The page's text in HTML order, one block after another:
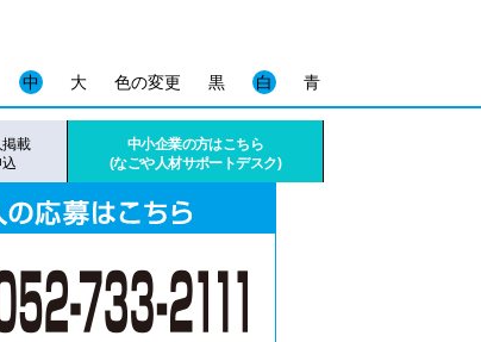
色の変更 黒 白 青
中 大
掲載
込
中小企業の方はこちら
(なごや人材サポートデスク)